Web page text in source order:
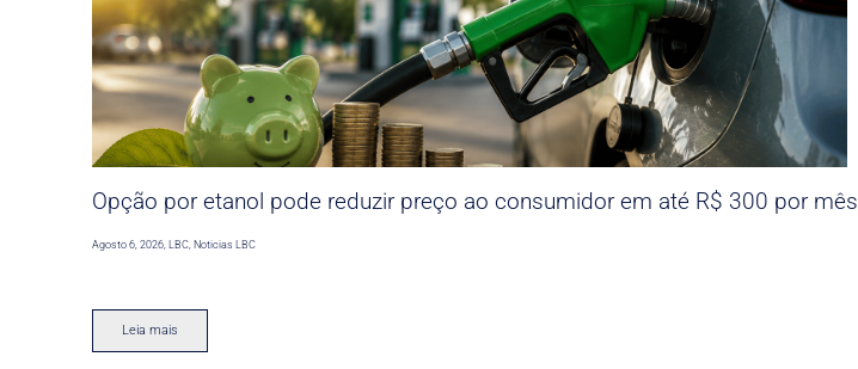
Opção por etanol pode reduzir preço ao consumidor em até R$ 300 por mês
Agosto 6, 2026 ,LBC Noticias LBC
Leia mais